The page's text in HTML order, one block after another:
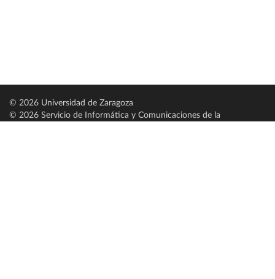
© 2026 Universidad de Zaragoza
© 2026 Servicio de Informática y Comunicaciones de la